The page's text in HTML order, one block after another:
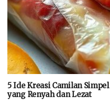
5 Ide Kreasi Camilan
yang Renyah dan Lezat